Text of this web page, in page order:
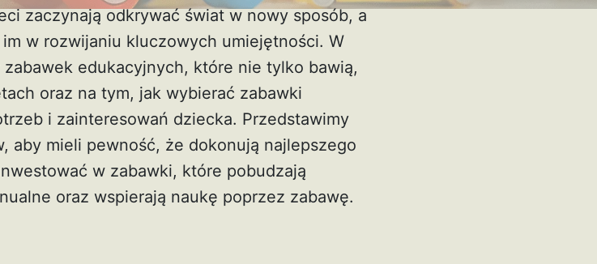
zaczynają odkrywać świat w nowy sposób, a
w rozwijaniu kluczowych umiejętności. W
edukacyjnych, które nie tylko bawią,
oraz na tym, jak wybierać zabawki
i zainteresowań dziecka. Przedstawimy
aby mieli pewność, że dokonują najlepszego
w zabawki, które pobudzają
oraz wspierają naukę poprzez zabawę.